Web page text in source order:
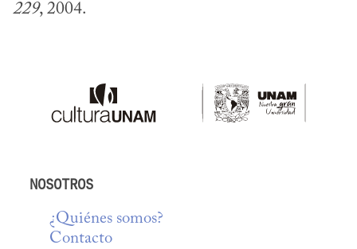
229, 2004.
NOSOTROS
¿Quiénes somos?
Contacto